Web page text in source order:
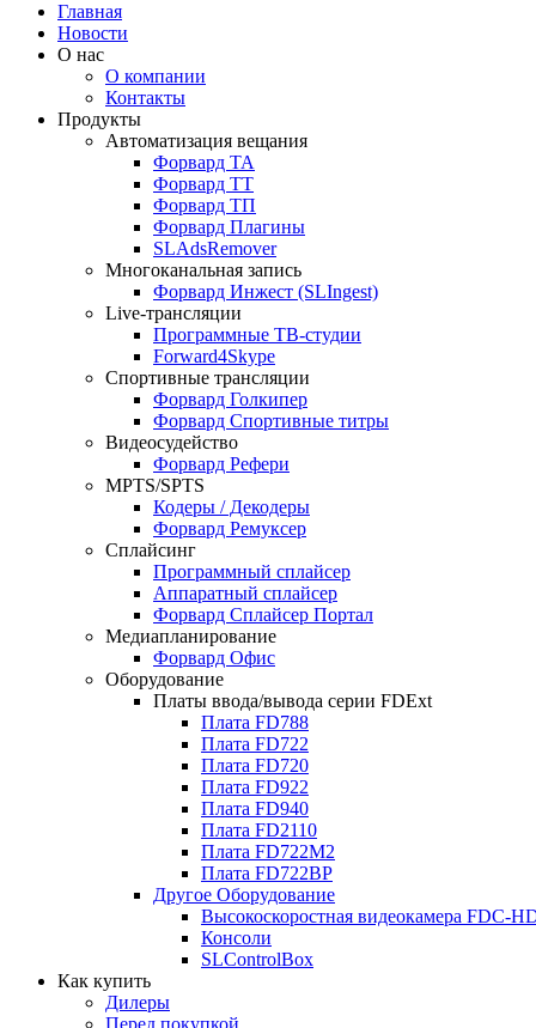
Главная
Новости
О нас
О компании
Контакты
Продукты
Автоматизация вещания
Форвард ТА
Форвард ТТ
Форвард ТП
Форвард Плагины
SLAdsRemover
Многоканальная запись
Форвард Инжест (SLIngest)
Live-трансляции
Программные ТВ-студии
Forward4Skype
Спортивные трансляции
Форвард Голкипер
Форвард Спортивные титры
Видеосудейство
Форвард Рефери
MPTS/SPTS
Кодеры / Декодеры
Форвард Ремуксер
Сплайсинг
Программный сплайсер
Аппаратный сплайсер
Форвард Сплайсер Портал
Медиапланирование
Форвард Офис
Оборудование
Платы ввода/вывода серии FDExt
Плата FD788
Плата FD722
Плата FD720
Плата FD922
Плата FD940
Плата FD2110
Плата FD722M2
Плата FD722BP
Другое Оборудование
Высокоскоростная видеокамера FDC-
Консоли
SLControlBox
Как купить
Дилеры
Перед покупкой